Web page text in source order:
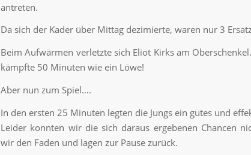
antreten.
Da sich der Kader über Mittag dezimierte, waren nur 3
Beim Aufwärmen verletzte sich Eliot Kirks am
kämpfte 50 Minuten wie ein Löwe!
Aber nun zum Spiel….
In den ersten 25 Minuten legten die Jungs ein gutes und
Leider konnten wir die sich daraus ergebenen Chancen
wir den Faden und lagen zur Pause zurück.